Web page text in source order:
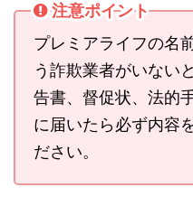
注意ポイント
プレミアライフの名
う詐欺業者がいない
告書、督促状、法的
に届いたら必ず内容
ださい。